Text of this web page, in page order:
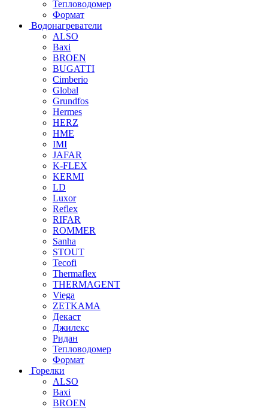
Тепловодомер
Формат
Водонагреватели
ALSO
Baxi
BROEN
BUGATTI
Cimberio
Global
Grundfos
Hermes
HERZ
HME
IMI
JAFAR
K-FLEX
KERMI
LD
Luxor
Reflex
RIFAR
ROMMER
Sanha
STOUT
Tecofi
Thermaflex
THERMAGENT
Viega
ZETKAMA
Декаст
Джилекс
Ридан
Тепловодомер
Формат
Горелки
ALSO
Baxi
BROEN